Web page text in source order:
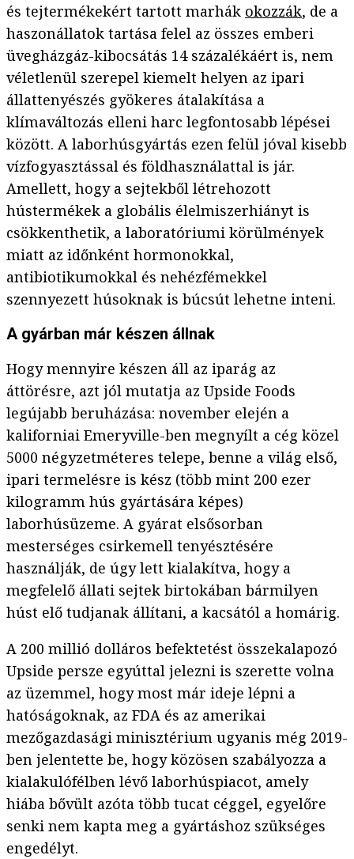
és tejtermékekért tartott marhák okozzák, de a
haszonállatok tartása felel az összes emberi
üvegházgáz-kibocsátás 14 százalékáért is, nem
véletlenül szerepel kiemelt helyen az ipari
állattenyészés gyökeres átalakítása a
klímaváltozás elleni harc legfontosabb lépései
között. A laborhúsgyártás ezen felül jóval kisebb
vízfogyasztással és földhasználattal is jár.
Amellett, hogy a sejtekből létrehozott
hústermékek a globális élelmiszerhiányt is
csökkenthetik, a laboratóriumi körülmények
miatt az időnként hormonokkal,
antibiotikumokkal és nehézfémekkel
szennyezett húsoknak is búcsút lehetne inteni.
A gyárban már készen állnak
Hogy mennyire készen áll az iparág az
áttörésre, azt jól mutatja az Upside Foods
legújabb beruházása: november elején a
kaliforniai Emeryville-ben megnyílt a cég közel
5000 négyzetméteres telepe, benne a világ első,
ipari termelésre is kész (több mint 200 ezer
kilogramm hús gyártására képes)
laborhúsüzeme. A gyárat elsősorban
mesterséges csirkemell tenyésztésére
használják, de úgy lett kialakítva, hogy a
megfelelő állati sejtek birtokában bármilyen
húst elő tudjanak állítani, a kacsától a homárig.
A 200 millió dolláros befektetést összekalapozó
Upside persze egyúttal jelezni is szerette volna
az üzemmel, hogy most már ideje lépni a
hatóságoknak, az FDA és az amerikai
mezőgazdasági minisztérium ugyanis még 2019-
ben jelentette be, hogy közösen szabályozza a
kialakulófélben lévő laborhúspiacot, amely
hiába bővült azóta több tucat céggel, egyelőre
senki nem kapta meg a gyártáshoz szükséges
engedélyt.